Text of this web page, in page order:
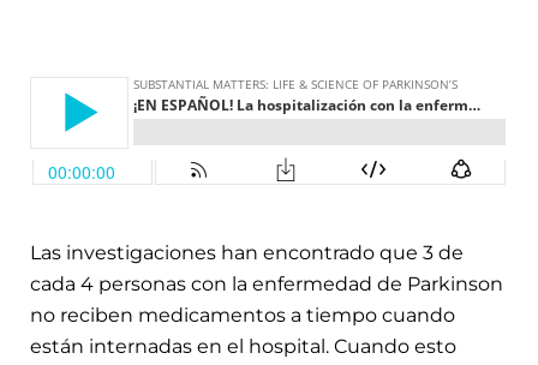
Las investigaciones han encontrado que 3 de
cada 4 personas con la enfermedad de Parkinson
no reciben medicamentos a tiempo cuando
están internadas en el hospital. Cuando esto